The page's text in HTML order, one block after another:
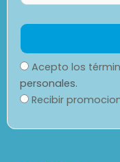
Acepto los
personales.
Recibir